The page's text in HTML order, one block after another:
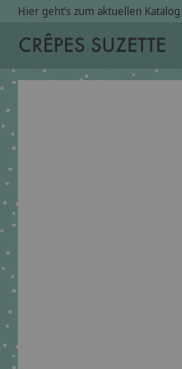
Hier geht’s zum aktuellen Katalog